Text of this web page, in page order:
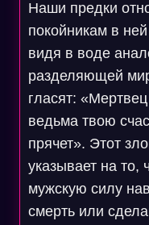
Наши предки
покойникам в
видя в воде
разделяющей
гласят:
ведьма твою
прячет». Этот
указывает на то,
мужскую силу
смерть или